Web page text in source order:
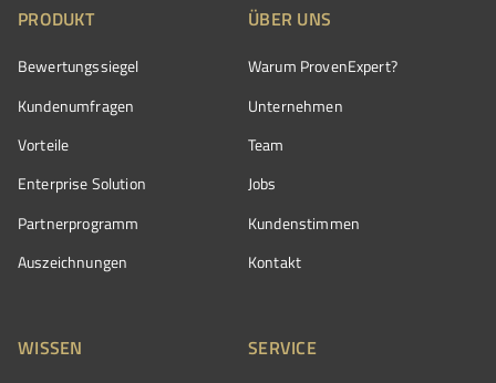
PRODUKT
Bewertungssiegel
Kundenumfragen
Vorteile
Enterprise Solution
Partnerprogramm
Auszeichnungen
ÜBER UNS
Warum ProvenExpert?
Unternehmen
Team
Jobs
Kundenstimmen
Kontakt
WISSEN SERVICE